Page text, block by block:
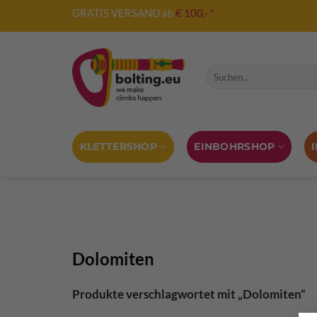
GRATIS VERSAND ab€ 100,- *
Suche nach:
KLETTERSHOP EINBOHRSHOP
Dolomiten
Produkte verschlagwortet mit „Dolomiten“